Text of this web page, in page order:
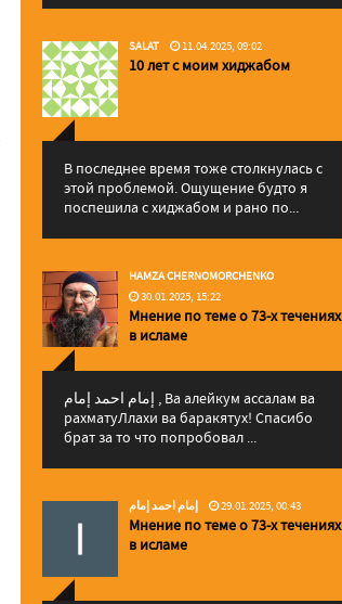
SALAT 11.04.2025, 09:02
10 лет с моим хиджабом
В последнее время тоже столкнулась с
этой проблемой. Ощущение будто я
поспешила с хиджабом и рано по...
HAMZA CHERNOMORCHENKO
30.01.2025, 15:22
Мнение по теме о 73-х течениях
в исламе
إمام احمد إمام , Ва алейкум ассалам ва
рахматуЛлахи ва баракятух! Спасибо
брат за то что попробовал ...
إمام احمد إمام 29.01.2025, 00:43
Мнение по теме о 73-х течениях
в исламе